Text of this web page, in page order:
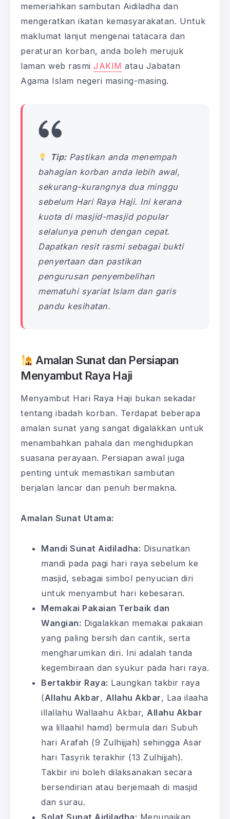
memeriahkan sambutan Aidiladha dan
mengeratkan ikatan kemasyarakatan. Untuk
maklumat lanjut mengenai tatacara dan
peraturan korban, anda boleh merujuk
laman web rasmi JAKIM atau Jabatan
Agama Islam negeri masing-masing.
Tip:Pastikan anda menempah
bahagian korban anda lebih awal,
sekurang-kurangnya dua minggu
sebelum Hari Raya Haji. Ini kerana
kuota di masjid-masjid popular
selalunya penuh dengan cepat.
Dapatkan resit rasmi sebagai bukti
penyertaan dan pastikan
pengurusan penyembelihan
mematuhi syariat Islam dan garis
pandu kesihatan.
Amalan Sunat dan Persiapan
Menyambut Raya Haji
Menyambut Hari Raya Haji bukan sekadar
tentang ibadah korban. Terdapat beberapa
amalan sunat yang sangat digalakkan untuk
menambahkan pahala dan menghidupkan
suasana perayaan. Persiapan awal juga
penting untuk memastikan sambutan
berjalan lancar dan penuh bermakna.
Amalan Sunat Utama:
Mandi Sunat Aidiladha: Disunatkan
mandi pada pagi hari raya sebelum ke
masjid, sebagai simbol penyucian diri
untuk menyambut hari kebesaran.
Memakai Pakaian Terbaik dan
Wangian: Digalakkan memakai pakaian
yang paling bersih dan cantik, serta
mengharumkan diri. Ini adalah tanda
kegembiraan dan syukur pada hari raya.
Bertakbir Raya: Laungkan takbir raya
(Allahu Akbar, Allahu Akbar, Laa ilaaha
illallahu Wallaahu Akbar, Allahu Akbar
wa lillaahil hamd) bermula dari Subuh
hari Arafah (9 Zulhijjah) sehingga Asar
hari Tasyrik terakhir (13 Zulhijjah).
Takbir ini boleh dilaksanakan secara
bersendirian atau berjemaah di masjid
dan surau.